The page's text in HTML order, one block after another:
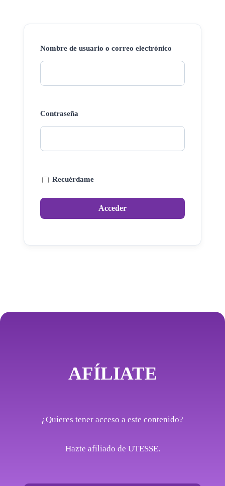
Nombre de usuario o correo electrónico
Contraseña
Recuérdame
AFÍLIATE
¿Quieres tener acceso a este contenido?
Hazte afiliado de UTESSE.